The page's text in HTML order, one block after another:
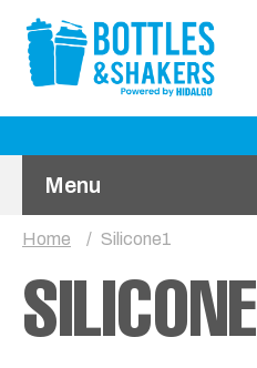
Menu
Home Silicone1
SILICONE